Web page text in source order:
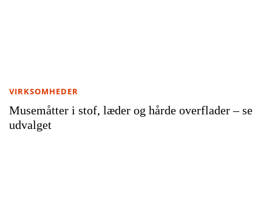
Musemåtter i stof, læder og hårde overflader – se
udvalget
VIRKSOMHEDER